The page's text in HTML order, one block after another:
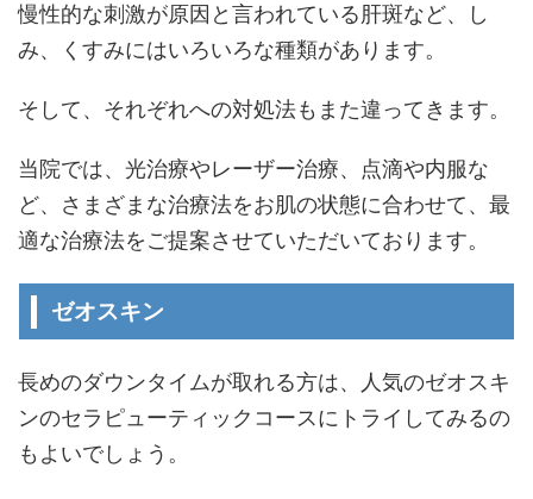
慢性的な刺激が原因と言われている肝斑など、し
み、くすみにはいろいろな種類があります。
そして、それぞれへの対処法もまた違ってきます。
当院では、光治療やレーザー治療、点滴や内服な
ど、さまざまな治療法をお肌の状態に合わせて、最
適な治療法をご提案させていただいております。
ゼオスキン
長めのダウンタイムが取れる方は、人気のゼオスキ
ンのセラピューティックコースにトライしてみるの
もよいでしょう。